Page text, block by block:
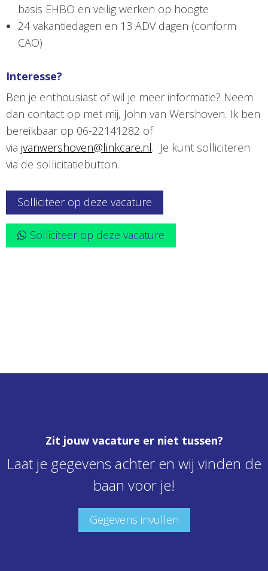
basis EHBO en veilig werken op hoogte
24 vakantiedagen en 13 ADV dagen (conform
CAO)
Interesse?
Ben je enthousiast of wil je meer informatie? Neem
dan contact op met mij, John van Wershoven. Ik ben
bereikbaar op 06-22141282 of
via jvanwershoven@linkcare.nl. Je kunt solliciteren
via de sollicitatiebutton.
Solliciteer op deze vacature
Solliciteer op deze vacature
Zit jouw vacature er niet tussen?
Laat je gegevens achter en wij vinden de
baan voor je!
Gegevens invullen